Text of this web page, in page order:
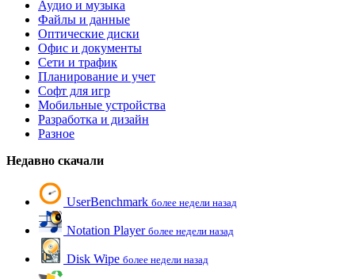
Аудио и музыка
Файлы и данные
Оптические диски
Офис и документы
Сети и трафик
Планирование и учет
Софт для игр
Мобильные устройства
Разработка и дизайн
Разное
Недавно скачали
UserBenchmark более недели назад
Notation Player более недели назад
Disk Wipe более недели назад